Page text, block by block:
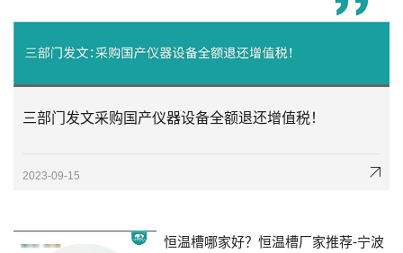
三部门发文采购国产仪器设备全额退还增值税！
2023-09-15
恒温槽哪家好？恒温槽厂家推荐-宁波